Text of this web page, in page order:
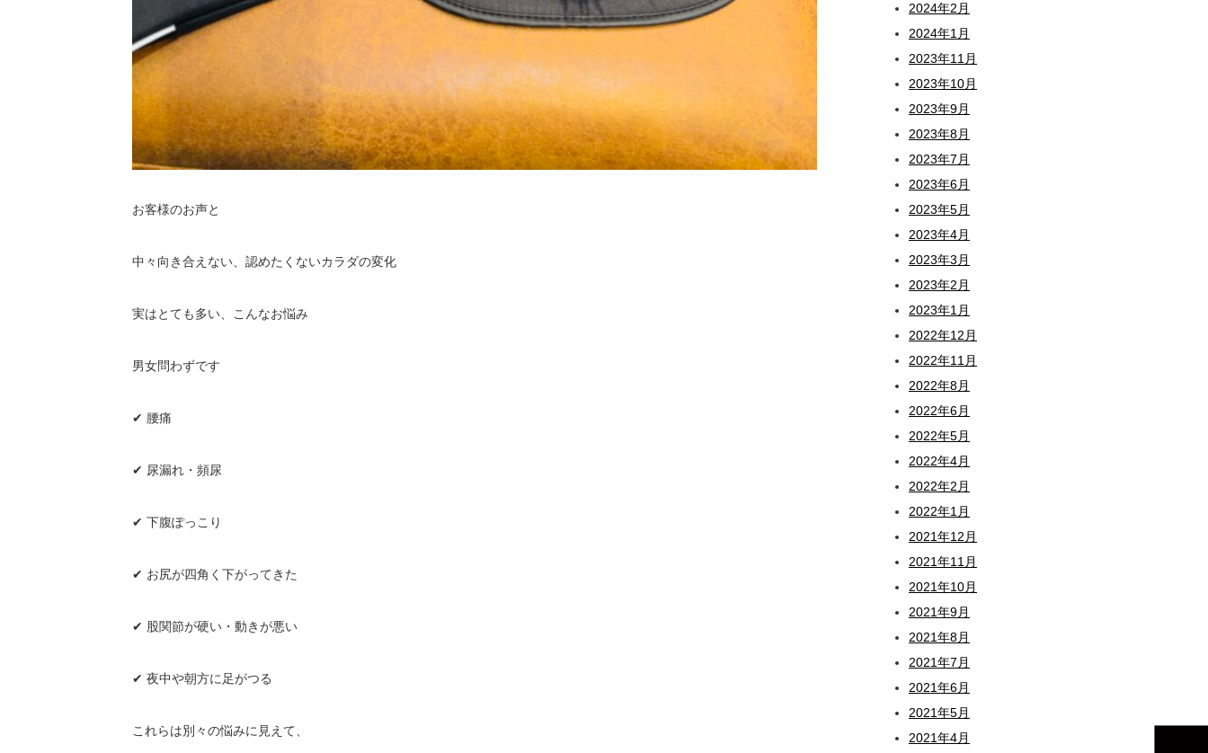
お客様のお声と
中々向き合えない、認めたくないカラダの変化
実はとても多い、こんなお悩み
男女問わずです
✔ 腰痛
✔ 尿漏れ・頻尿
✔ 下腹ぽっこり
✔ お尻が四角く下がってきた
✔ 股関節が硬い・動きが悪い
✔ 夜中や朝方に足がつる
これらは別々の悩みに見えて、
2024年2月
2024年1月
2023年11月
2023年10月
2023年9月
2023年8月
2023年7月
2023年6月
2023年5月
2023年4月
2023年3月
2023年2月
2023年1月
2022年12月
2022年11月
2022年8月
2022年6月
2022年5月
2022年4月
2022年2月
2022年1月
2021年12月
2021年11月
2021年10月
2021年9月
2021年8月
2021年7月
2021年6月
2021年5月
2021年4月